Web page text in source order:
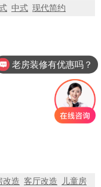
中式 现代简约
改造 客厅改造
儿童房
老房装修有优惠吗？